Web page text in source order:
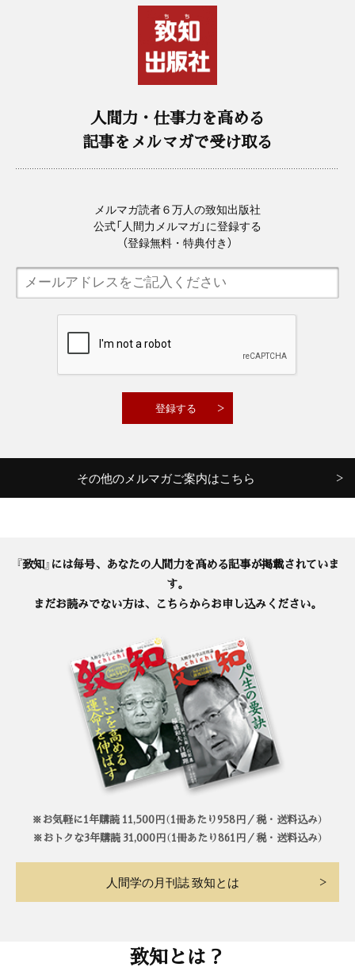
人間力・仕事力を高める
記事をメルマガで受け取る
メルマガ読者６万人の致知出版社
公式「人間力メルマガ」に登録する
（登録無料・特典付き）
その他のメルマガご案内はこちら
『致知』には毎号、あなたの人間力を高める記事が掲載されていま
す。
まだお読みでない方は、こちらからお申し込みください。
※お気軽に1年購読 11,500円（1冊あたり958円／税・送料込み）
※おトクな3年購読 31,000円（1冊あたり861円／税・送料込み）
人間学の月刊誌 致知とは
致知とは？